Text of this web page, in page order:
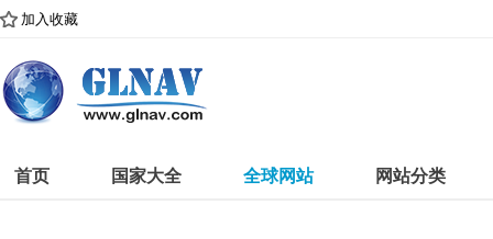
加入收藏
首页 国家大全 全球网站 网站分类